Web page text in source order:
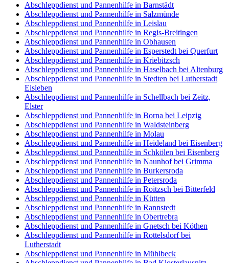
Abschleppdienst und Pannenhilfe in Barnstädt
Abschleppdienst und Pannenhilfe in Salzmünde
Abschleppdienst und Pannenhilfe in Leislau
Abschleppdienst und Pannenhilfe in Regis-Breitingen
Abschleppdienst und Pannenhilfe in Obhausen
Abschleppdienst und Pannenhilfe in Esperstedt bei Querfurt
Abschleppdienst und Pannenhilfe in Kriebitzsch
Abschleppdienst und Pannenhilfe in Haselbach bei Altenburg
Abschleppdienst und Pannenhilfe in Stedten bei Lutherstadt
Eisleben
Abschleppdienst und Pannenhilfe in Schellbach bei Zeitz,
Elster
Abschleppdienst und Pannenhilfe in Borna bei Leipzig
Abschleppdienst und Pannenhilfe in Waldsteinberg
Abschleppdienst und Pannenhilfe in Molau
Abschleppdienst und Pannenhilfe in Heideland bei Eisenberg
Abschleppdienst und Pannenhilfe in Schkölen bei Eisenberg
Abschleppdienst und Pannenhilfe in Naunhof bei Grimma
Abschleppdienst und Pannenhilfe in Burkersroda
Abschleppdienst und Pannenhilfe in Petersroda
Abschleppdienst und Pannenhilfe in Roitzsch bei Bitterfeld
Abschleppdienst und Pannenhilfe in Kütten
Abschleppdienst und Pannenhilfe in Rannstedt
Abschleppdienst und Pannenhilfe in Obertrebra
Abschleppdienst und Pannenhilfe in Gnetsch bei Köthen
Abschleppdienst und Pannenhilfe in Rottelsdorf bei
Lutherstadt
Abschleppdienst und Pannenhilfe in Mühlbeck